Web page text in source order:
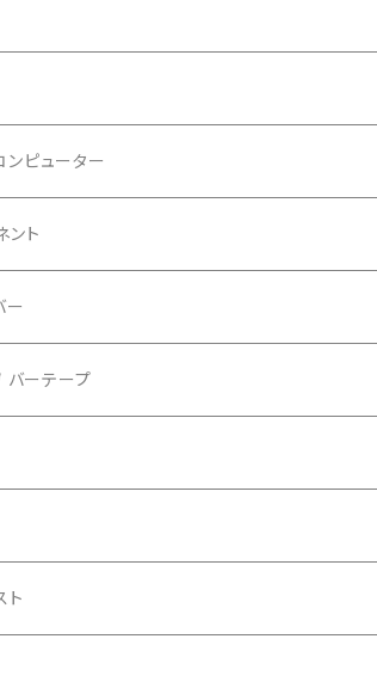
バーミッツ
バズーカ
ービー
バイクハンド
ビオレーサー
バイクヨーク
ブラックバーン
ルビー
ブルーグラス
ツ
バー
イク
イク
ル用
ペダル用
ンピューター
ット
ー
ント
ロケット
ウント
ーサー
ド／キャッチャー
グ
ー
ンドル
イザーバー
バーテープ
ラー / バーエンドキャップ
ト
スト